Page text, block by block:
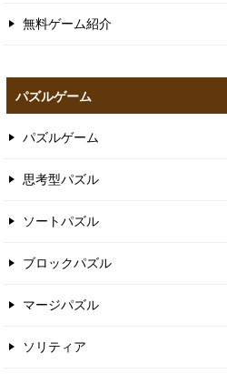
無料ゲーム紹介
パズルゲーム
パズルゲーム
思考型パズル
ソートパズル
ブロックパズル
マージパズル
ソリティア